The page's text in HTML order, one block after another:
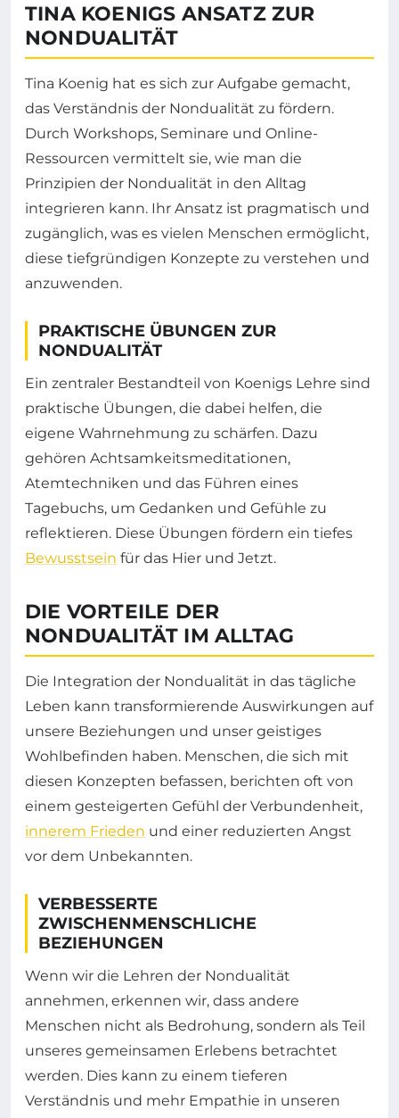
TINA KOENIGS ANSATZ ZUR
NONDUALITÄT
Tina Koenig hat es sich zur Aufgabe gemacht,
das Verständnis der Nondualität zu fördern.
Durch Workshops, Seminare und Online-
Ressourcen vermittelt sie, wie man die
Prinzipien der Nondualität in den Alltag
integrieren kann. Ihr Ansatz ist pragmatisch und
zugänglich, was es vielen Menschen ermöglicht,
diese tiefgründigen Konzepte zu verstehen und
anzuwenden.
PRAKTISCHE ÜBUNGEN ZUR
NONDUALITÄT
Ein zentraler Bestandteil von Koenigs Lehre sind
praktische Übungen, die dabei helfen, die
eigene Wahrnehmung zu schärfen. Dazu
gehören Achtsamkeitsmeditationen,
Atemtechniken und das Führen eines
Tagebuchs, um Gedanken und Gefühle zu
reflektieren. Diese Übungen fördern ein tiefes
Bewusstsein für das Hier und Jetzt.
DIE VORTEILE DER
NONDUALITÄT IM ALLTAG
Die Integration der Nondualität in das tägliche
Leben kann transformierende Auswirkungen auf
unsere Beziehungen und unser geistiges
Wohlbefinden haben. Menschen, die sich mit
diesen Konzepten befassen, berichten oft von
einem gesteigerten Gefühl der Verbundenheit,
innerem Frieden und einer reduzierten Angst
vor dem Unbekannten.
VERBESSERTE
ZWISCHENMENSCHLICHE
BEZIEHUNGEN
Wenn wir die Lehren der Nondualität
annehmen, erkennen wir, dass andere
Menschen nicht als Bedrohung, sondern als Teil
unseres gemeinsamen Erlebens betrachtet
werden. Dies kann zu einem tieferen
Verständnis und mehr Empathie in unseren